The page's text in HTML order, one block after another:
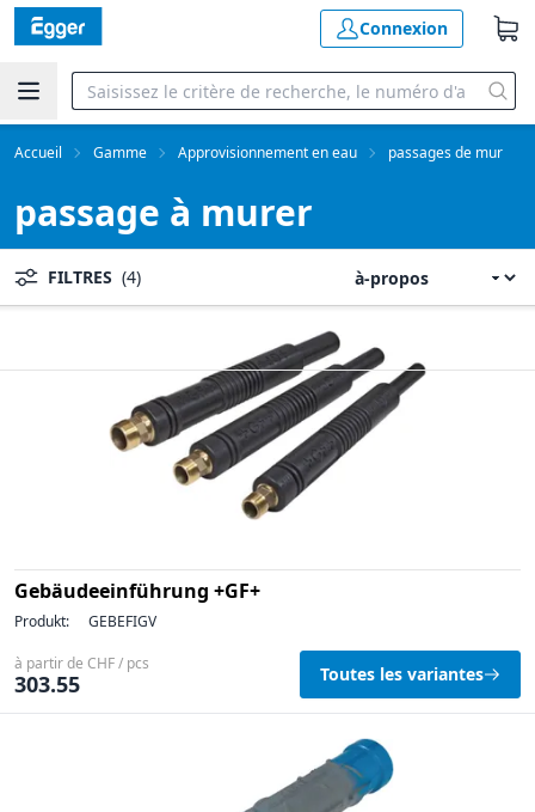
Connexion
Accueil Gamme Approvisionnement en eau passages de mur
passage à murer
FILTRES (4)
Gebäudeeinführung +GF+
Produkt: GEBEFIGV
à partir de CHF / pcs
303.55 Toutes les variantes